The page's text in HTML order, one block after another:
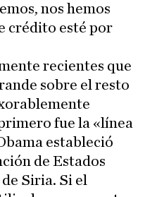
nos hemos
crédito esté por
recientes que
sobre el resto
fue la «línea
estableció
de Estados
Siria. Si el